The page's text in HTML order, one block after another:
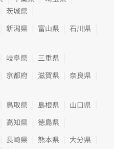
茨城県
新潟県 富山県
石川県
岐阜県
三重県
京都府 滋賀県
奈良県
鳥取県 島根県
山口県
高知県
徳島県
長崎県 熊本県
大分県